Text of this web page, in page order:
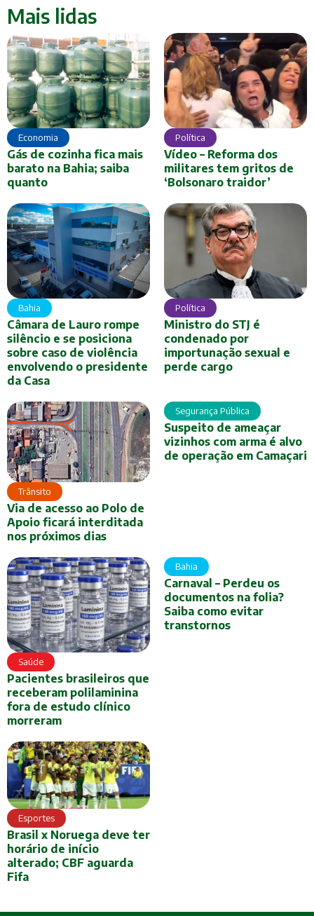
Mais lidas
Economia
Gás de cozinha fica mais
barato na Bahia; saiba
quanto
Política
Vídeo – Reforma dos
militares tem gritos de
‘Bolsonaro traidor’
Bahia
Câmara de Lauro rompe
silêncio e se posiciona
sobre caso de violência
envolvendo o presidente
da Casa
Política
Ministro do STJ é
condenado por
importunação sexual e
perde cargo
Trânsito
Via de acesso ao Polo de
Apoio ficará interditada
nos próximos dias
Segurança Pública
Suspeito de ameaçar
vizinhos com arma é alvo
de operação em Camaçari
Saúde
Pacientes brasileiros que
receberam polilaminina
fora de estudo clínico
morreram
Bahia
Carnaval – Perdeu os
documentos na folia?
Saiba como evitar
transtornos
Esportes
Brasil x Noruega deve ter
horário de início
alterado; CBF aguarda
Fifa